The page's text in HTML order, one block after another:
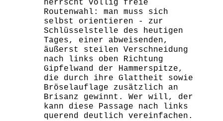
herrscht völlig freie
Routenwahl: man muss sich
selbst orientieren - zur
Schlüsselstelle des heutigen
Tages, einer abweisenden,
äußerst steilen Verschneidung
nach links oben Richtung
Gipfelwand der Hammerspitze,
die durch ihre Glattheit sowie
Bröselauflage zusätzlich an
Brisanz gewinnt. Wer will, der
kann diese Passage nach links
querend deutlich vereinfachen.